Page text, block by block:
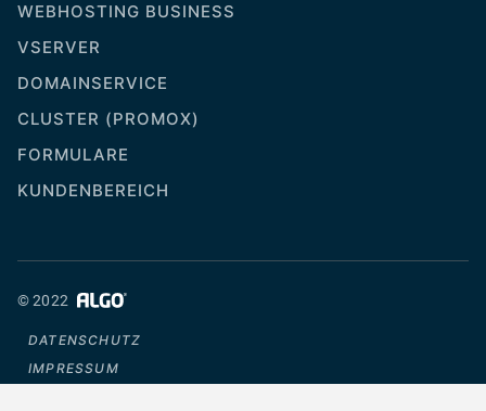
WEBHOSTING BUSINESS
VSERVER
DOMAINSERVICE
CLUSTER (PROMOX)
FORMULARE
KUNDENBEREICH
© 2022
DATENSCHUTZ
IMPRESSUM